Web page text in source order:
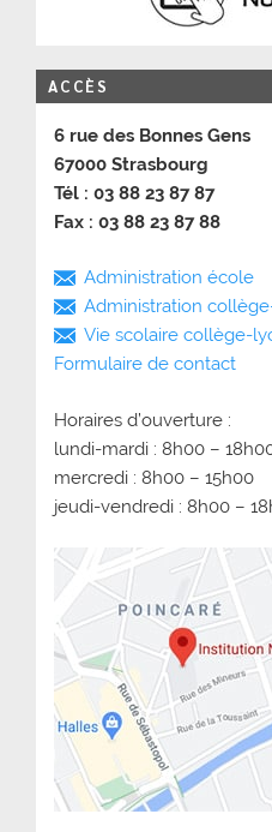
ACCÈS
6 rue des Bonnes Gens
67000 Strasbourg
Tél : 03 88 23 87 87
Fax : 03 88 23 87 88
Administration école
Administration
Vie scolaire collège-
Formulaire de contact
Horaires d’ouverture :
lundi-mardi : 8h00 –
mercredi : 8h00 – 15h00
jeudi-vendredi : 8h00 –